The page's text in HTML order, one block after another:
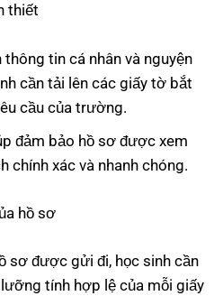
thiết
thông tin cá nhân và nguyện
cần tải lên các giấy tờ bắt
cầu của trường.
đảm bảo hồ sơ được xem
chính xác và nhanh chóng.
hồ sơ
sơ được gửi đi, học sinh cần
tính hợp lệ của mỗi giấy